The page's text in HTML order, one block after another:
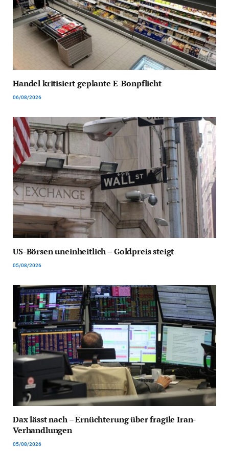
Handel kritisiert geplante E-Bonpflicht
06/08/2026
US-Börsen uneinheitlich – Goldpreis steigt
05/08/2026
Dax lässt nach – Ernüchterung über fragile Iran-
Verhandlungen
05/08/2026